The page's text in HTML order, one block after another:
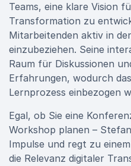
Teams, eine klare Vision
Transformation zu
Mitarbeitenden aktiv in
einzubeziehen. Seine
Raum für Diskussionen
Erfahrungen, wodurch
Lernprozess einbezogen
Egal, ob Sie eine
Workshop planen –
Impulse und regt zu
die Relevanz digitaler